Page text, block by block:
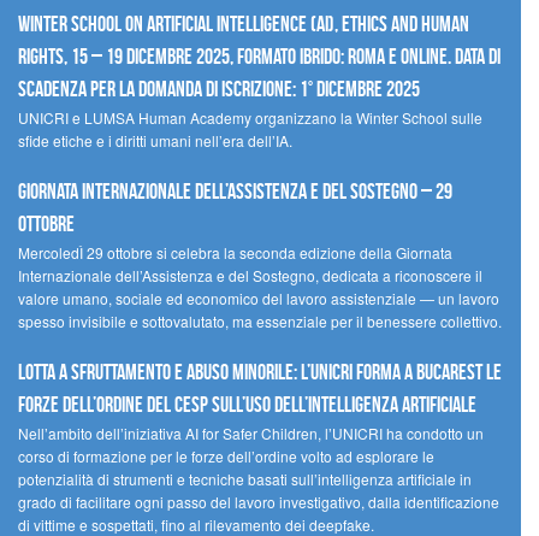
Winter School on Artificial Intelligence (AI), Ethics and Human
Rights, 15 – 19 dicembre 2025, Formato Ibrido: Roma e online. Data di
scadenza per la domanda di iscrizione: 1° dicembre 2025
UNICRI e LUMSA Human Academy organizzano la Winter School sulle
sfide etiche e i diritti umani nell’era dell’IA.
Giornata internazionale dell’assistenza e del sostegno – 29
ottobre
MercoledÌ 29 ottobre si celebra la seconda edizione della Giornata
Internazionale dell’Assistenza e del Sostegno, dedicata a riconoscere il
valore umano, sociale ed economico del lavoro assistenziale — un lavoro
spesso invisibile e sottovalutato, ma essenziale per il benessere collettivo.
Lotta a sfruttamento e abuso minorile: l’UNICRI forma a Bucarest le
forze dell’ordine del CESP sull’uso dell’Intelligenza Artificiale
Nell’ambito dell’iniziativa AI for Safer Children, l’UNICRI ha condotto un
corso di formazione per le forze dell’ordine volto ad esplorare le
potenzialità di strumenti e tecniche basati sull’intelligenza artificiale in
grado di facilitare ogni passo del lavoro investigativo, dalla identificazione
di vittime e sospettati, fino al rilevamento dei deepfake.